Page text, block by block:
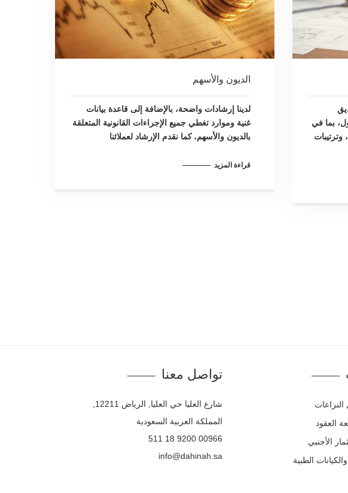
بما في
الديون والأسهم
لدينا إرشادات واضحة، بالإضافة إلى قاعدة بيانات
غنية وموارد تغطي جميع الإجراءات القانونية المتعلقة
بالديون والأسهم. كما نقدم الإرشاد لعملائنا
قراءة المزيد
العقود
الأجنبي
الطبية
تواصل معنا
المملكة العربية السعودية
00966 9200 18 511
info@dahinah.sa